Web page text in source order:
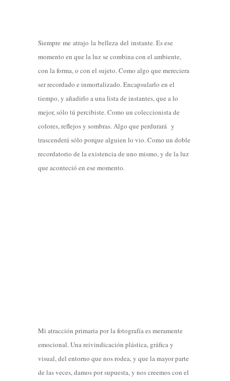
Siempre me atrajo la belleza del instante. Es ese
momento en que la luz se combina con el ambiente,
con la forma, o con el sujeto. Como algo que mereciera
ser recordado e inmortalizado. Encapsularlo en el
tiempo, y añadirlo a una lista de instantes, que a lo
mejor, sólo tú percibiste. Como un coleccionista de
colores, reflejos y sombras. Algo que perdurará y
trascenderá sólo porque alguien lo vio. Como un doble
recordatorio de la existencia de uno mismo, y de la luz
que aconteció en ese momento.
Mi atracción primaria por la fotografía es meramente
emocional. Una reivindicación plástica, gráfica y
visual, del entorno que nos rodea, y que la mayor parte
de las veces, damos por supuesta, y nos creemos con el